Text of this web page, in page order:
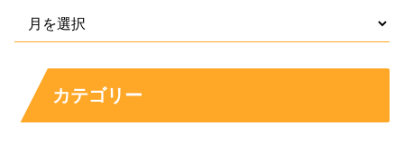
「ママと韓国料理食べた」というツイートくらいしか見当
カテゴリー